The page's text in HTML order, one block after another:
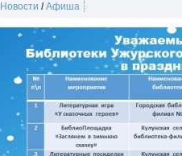
Новости / Афиша